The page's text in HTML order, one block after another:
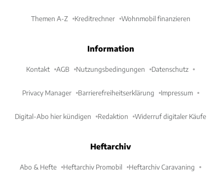
Themen A-Z Kreditrechner Wohnmobil finanzieren
Information
Kontakt AGB Nutzungsbedingungen Datenschutz
Privacy Manager Barrierefreiheitserklärung Impressum
Digital-Abo hier kündigen Redaktion Widerruf digitaler Käufe
Heftarchiv
Abo & Hefte Heftarchiv Promobil Heftarchiv Caravaning